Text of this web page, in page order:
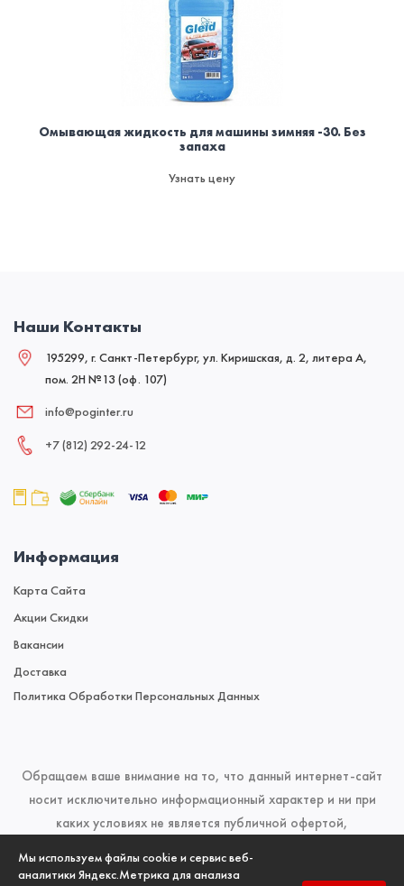
Мы используем файлы cookie и сервис веб-
аналитики Яндекс.Метрика для анализа
Омывающая жидкость для машины зимняя -30. Без
запаха
Узнать цену
Наши Контакты
195299, г. Санкт-Петербург, ул. Киришская, д. 2, литера А,
пом. 2Н №13 (оф. 107)
info@poginter.ru
+7 (812) 292‑24‑12
Информация
Карта Сайта
Акции Скидки
Вакансии
Доставка
Политика Обработки Персональных Данных
Обращаем ваше внимание на то, что данный интернет-сайт
носит исключительно информационный характер и ни при
каких условиях не является публичной офертой,
кодекса Российской Федерации. Для получения подробной